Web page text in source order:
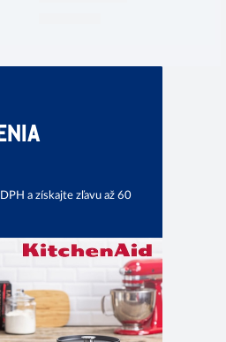
a získajte zľavu až 60